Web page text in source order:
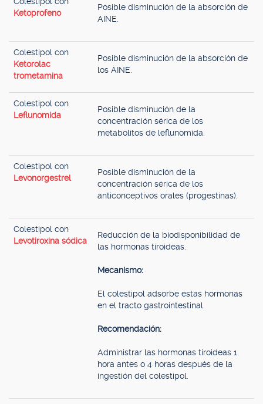
Ketoprofeno
Posible disminución de la absorción de
AINE.
Colestipol con
Ketorolac
trometamina
Posible disminución de la absorción de
los AINE.
Colestipol con
Leflunomida
Posible disminución de la
concentración sérica de los
metabolitos de leflunomida.
Colestipol con
Levonorgestrel
Posible disminución de la
concentración sérica de los
anticonceptivos orales (progestinas).
Colestipol con
Levotiroxina sódica
Reducción de la biodisponibilidad de
las hormonas tiroideas.
Mecanismo:
El colestipol adsorbe estas hormonas
en el tracto gastrointestinal.
Recomendación:
Administrar las hormonas tiroideas 1
hora antes o 4 horas después de la
ingestión del colestipol.